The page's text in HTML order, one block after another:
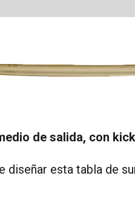
de salida, con
diseñar esta tabla de